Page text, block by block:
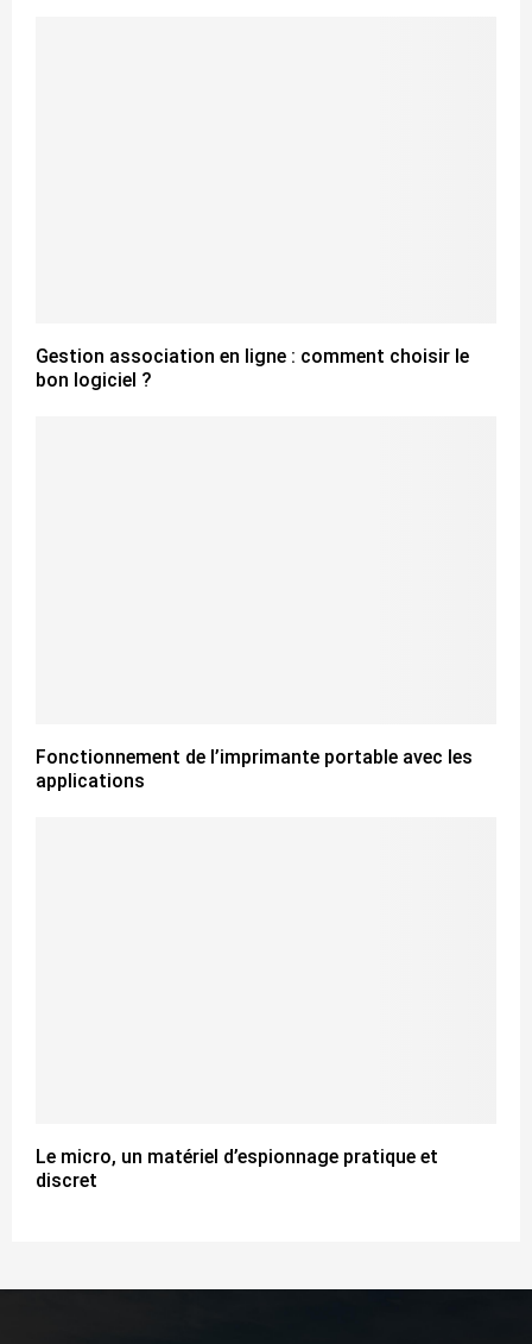
Gestion association en ligne : comment choisir le
bon logiciel ?
Fonctionnement de l’imprimante portable avec les
applications
Le micro, un matériel d’espionnage pratique et
discret